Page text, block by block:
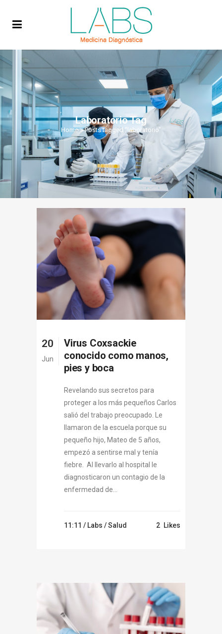
Laboratorio Tag
Home>Posts tagged "laboratorio"
20
Jun
Virus Coxsackie
conocido como manos,
pies y boca
Revelando sus secretos para
proteger a los más pequeños Carlos
salió del trabajo preocupado. Le
llamaron de la escuela porque su
pequeño hijo, Mateo de 5 años,
empezó a sentirse mal y tenía
fiebre. Al llevarlo al hospital le
diagnosticaron un contagio de la
enfermedad de...
11:11 / Labs /Salud 2 Likes